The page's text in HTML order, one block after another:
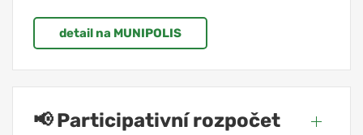
detail na MUNIPOLIS
📢 Participativní rozpočet